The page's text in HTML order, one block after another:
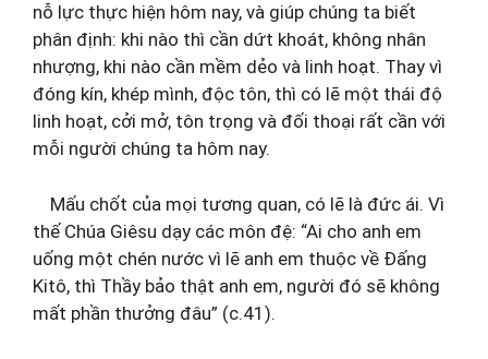
nỗ lực thực hiện hôm nay, và giúp chúng ta biết
phân định: khi nào thì cần dứt khoát, không nhân
nhượng, khi nào cần mềm dẻo và linh hoạt. Thay vì
đóng kín, khép mình, độc tôn, thì có lẽ một thái độ
linh hoạt, cởi mở, tôn trọng và đối thoại rất cần với
mỗi người chúng ta hôm nay.
Mấu chốt của mọi tương quan, có lẽ là đức ái. Vì
thế Chúa Giêsu dạy các môn đệ: “Ai cho anh em
uống một chén nước vì lẽ anh em thuộc về Đấng
Kitô, thì Thầy bảo thật anh em, người đó sẽ không
mất phần thưởng đâu” (c.41).